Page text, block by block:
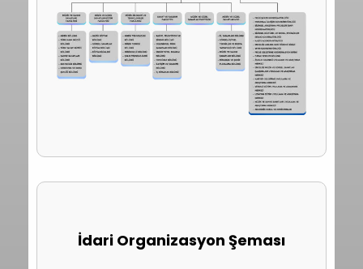
İdari Organizasyon Şeması